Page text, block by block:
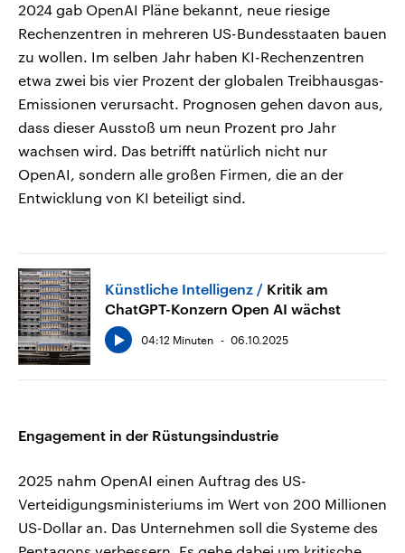
2024 gab OpenAI Pläne bekannt, neue riesige
Rechenzentren in mehreren US-Bundesstaaten bauen
zu wollen. Im selben Jahr haben KI-Rechenzentren
etwa zwei bis vier Prozent der globalen Treibhausgas-
Emissionen verursacht. Prognosen gehen davon aus,
dass dieser Ausstoß um neun Prozent pro Jahr
wachsen wird. Das betrifft natürlich nicht nur
OpenAI, sondern alle großen Firmen, die an der
Entwicklung von KI beteiligt sind.
Künstliche Intelligenz
Kritik am
ChatGPT-Konzern Open AI wächst
04:12 Minuten 06.10.2025
Engagement in der Rüstungsindustrie
2025 nahm OpenAI einen Auftrag des US-
Verteidigungsministeriums im Wert von 200 Millionen
US-Dollar an. Das Unternehmen soll die Systeme des